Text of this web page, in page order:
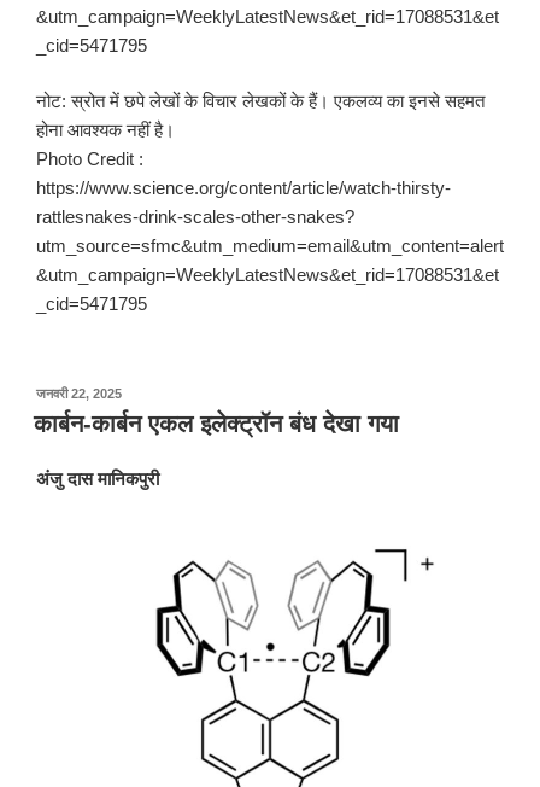
&utm_campaign=WeeklyLatestNews&et_rid=17088531&et
_cid=5471795
नोट: स्रोत में छपे लेखों के विचार लेखकों के हैं। एकलव्य का इनसे सहमत
होना आवश्यक नहीं है।
Photo Credit :
https://www.science.org/content/article/watch-thirsty-
rattlesnakes-drink-scales-other-snakes?
utm_source=sfmc&utm_medium=email&utm_content=alert
&utm_campaign=WeeklyLatestNews&et_rid=17088531&et
_cid=5471795
जनवरी 22, 2025पर
प्रकाशित
किया
कार्बन-कार्बन एकल इलेक्ट्रॉन बंध देखा गया
अंजु दास मानिकपुरी